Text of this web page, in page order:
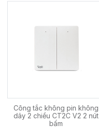
Công tắc không pin không
dây 2 chiều CT2C V2 2 nút
bấm